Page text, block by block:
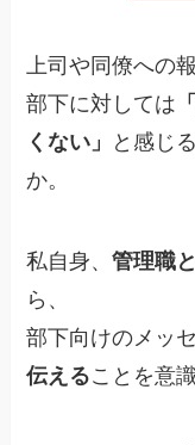
上司や同僚への
部下に対しては
くない」
と感じ
か。
私自身、管理職
ら、
部下向けのメッ
伝えることを意